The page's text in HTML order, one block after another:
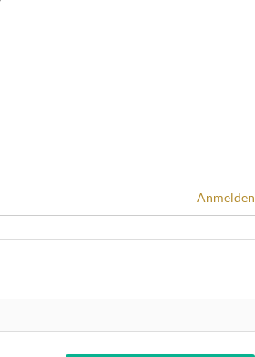
Anmelden